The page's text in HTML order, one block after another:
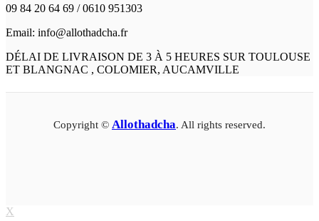
09 84 20 64 69 / 0610 951303
Email: info@allothadcha.fr
DÉLAI DE LIVRAISON DE 3 À 5 HEURES SUR TOULOUSE
ET BLANGNAC , COLOMIER, AUCAMVILLE
Copyright © Allothadcha. All rights reserved.
X